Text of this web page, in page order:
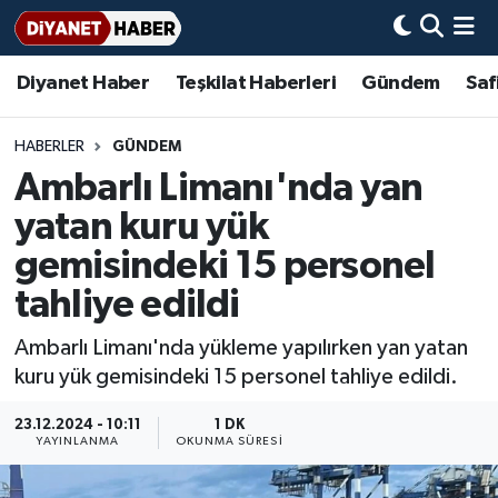
Diyanet Haber Teşkilat Haberleri Gündem
HABERLER GÜNDEM
Ambarlı Limanı'nda yan
yatan kuru yük
gemisindeki 15 personel
tahliye edildi
Ambarlı Limanı'nda yükleme yapılırken yan yatan
kuru yük gemisindeki 15 personel tahliye edildi.
23.12.2024 - 10:11
YAYINLANMA
1 DK
OKUNMA SÜRESI
Diyanet Haber
Teşkilat Haberleri
Adana Müftülüğü
Adıyaman Müftülüğü
Afyonkarahisar Müftülüğü
Ağrı Müftülüğü
Aksaray Müftülüğü
Amasya Müftülüğü
Ankara Müftülüğü
Antalya Müftülüğü
Gündem
#Keşfet
Bir Ayet
Bir Hikaye
Biyografiler
Dini kavramlar
Diyanet Bilgi
Diyanet Takvimi
Dualar
Hadislerle İslam
Basında Bugün
DİYANET eKİTAP
Diyanet Dergi
Aile Dergisi
Aylık Dergi
İmam Hatip Okulları
Başmakale
Hadis-i Şerifler
Hayat Okumaları
Nöbetçi Eczaneler
Hava Durumu
Ankara Namaz Vakitleri
Trafik Durumu
Süper Lig Puan Durumu ve Fikstür
Tüm Manşetler
Son Dakika Haberleri
Haber Arşivi